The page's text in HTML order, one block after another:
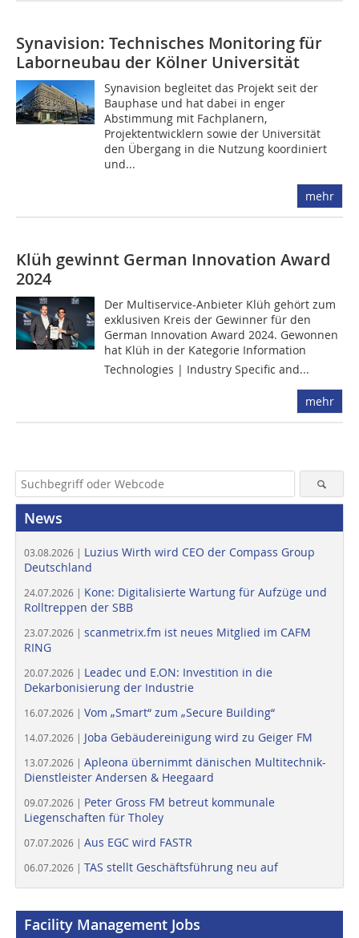
Synavision: Technisches Monitoring für
Laborneubau der Kölner Universität
Synavision begleitet das Projekt seit der
Bauphase und hat dabei in enger
Abstimmung mit Fachplanern,
Projektentwicklern sowie der Universität
den Übergang in die Nutzung koordiniert
und...
mehr
Klüh gewinnt German Innovation Award
2024
Der Multiservice-Anbieter Klüh gehört zum
exklusiven Kreis der Gewinner für den
German Innovation Award 2024. Gewonnen
hat Klüh in der Kategorie Information
Technologies | Industry Specific and...
mehr
News
03.08.2026 | Luzius Wirth wird CEO der Compass Group
Deutschland
24.07.2026 | Kone: Digitalisierte Wartung für Aufzüge und
Rolltreppen der SBB
23.07.2026 | scanmetrix.fm ist neues Mitglied im CAFM
RING
20.07.2026 | Leadec und E.ON: Investition in die
Dekarbonisierung der Industrie
16.07.2026 | Vom „Smart“ zum „Secure Building“
14.07.2026 | Joba Gebäudereinigung wird zu Geiger FM
13.07.2026 | Apleona übernimmt dänischen Multitechnik-
Dienstleister Andersen & Heegaard
09.07.2026 | Peter Gross FM betreut kommunale
Liegenschaften für Tholey
07.07.2026 | Aus EGC wird FASTR
06.07.2026 | TAS stellt Geschäftsführung neu auf
Facility Management Jobs